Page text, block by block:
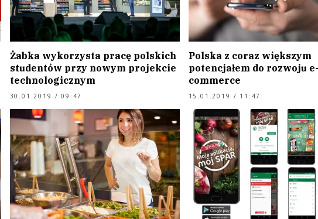
Żabka wykorzysta pracę polskich
studentów przy nowym projekcie
technologicznym
30.01.2019 / 09:47
Polska z coraz większym
potencjałem do rozwoju
commerce
15.01.2019 / 11:47